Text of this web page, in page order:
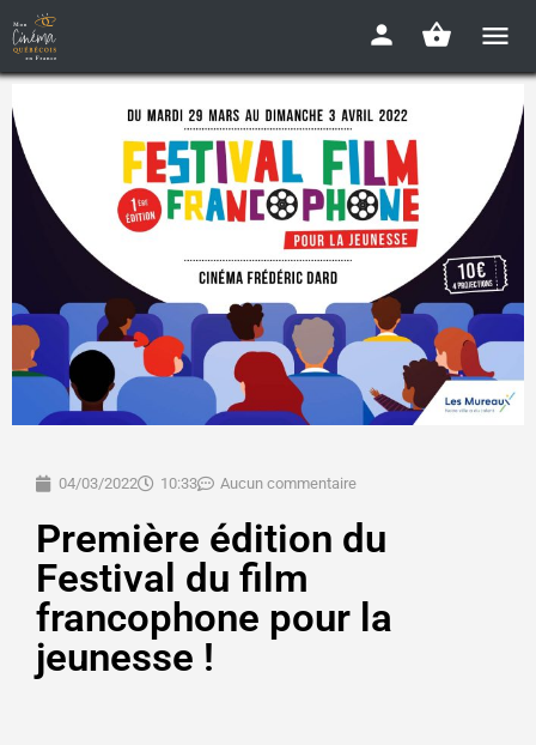
04/03/2022 10:33 Aucun commentaire
Première édition du
Festival du film
francophone pour la
jeunesse !